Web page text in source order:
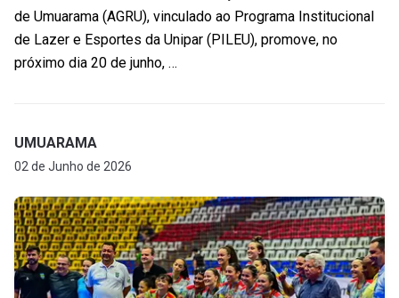
de Umuarama (AGRU), vinculado ao Programa Institucional
de Lazer e Esportes da Unipar (PILEU), promove, no
próximo dia 20 de junho, …
UMUARAMA
02 de Junho de 2026